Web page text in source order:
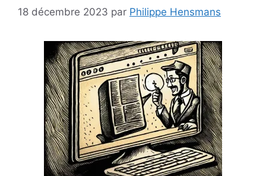
18 décembre 2023 par Philippe Hensmans